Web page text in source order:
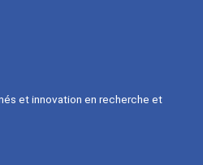
et innovation en recherche et